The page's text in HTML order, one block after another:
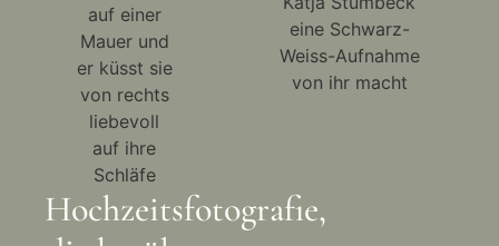
Hochzeitsfotografie,